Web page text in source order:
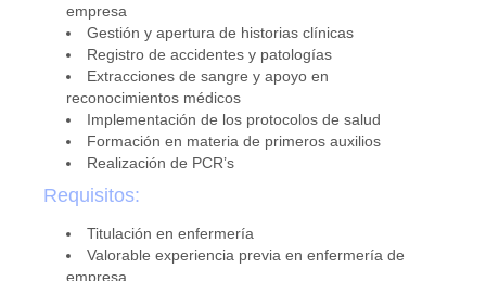
empresa
Gestión y apertura de historias clínicas
Registro de accidentes y patologías
Extracciones de sangre y apoyo en
reconocimientos médicos
Implementación de los protocolos de salud
Formación en materia de primeros auxilios
Realización de PCR’s
Requisitos:
Titulación en enfermería
Valorable experiencia previa en enfermería de
empresa